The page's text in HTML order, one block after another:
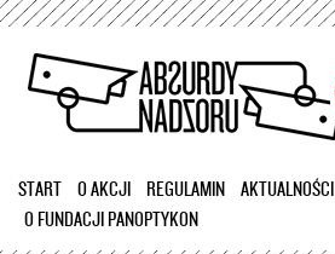
Przejdź
treści
START O AKCJI REGULAMIN
AKTUALNOŚCI
O FUNDACJI PANOPTYKON